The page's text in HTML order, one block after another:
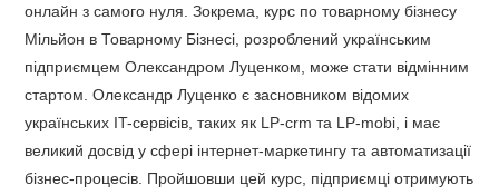
онлайн з самого нуля. Зокрема, курс по товарному бізнесу
Мільйон в Товарному Бізнесі, розроблений українським
підприємцем Олександром Луценком, може стати відмінним
стартом. Олександр Луценко є засновником відомих
українських IT-сервісів, таких як LP-crm та LP-mobi, і має
великий досвід у сфері інтернет-маркетингу та автоматизації
бізнес-процесів. Пройшовши цей курс, підприємці отримують